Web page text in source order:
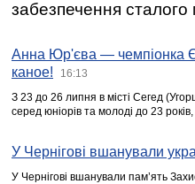
забезпечення сталого
Анна Юр'єва — чемпіонка
каное!
16:13
З 23 до 26 липня в місті Сегед
серед юніорів та молоді до 23
У Чернігові вшанували
У Чернігові вшанували пам’ять